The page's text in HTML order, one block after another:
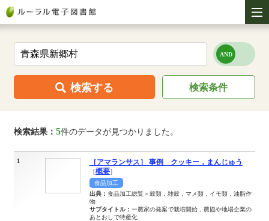
検索する 検索条件
検索結果： 5件のデータが見つかりました。
1 ［アマランサス］ 事例 クッキー，まんじゅう
［概要］
食品加工
出典： 食品加工総覧＞穀類，雑穀，マメ類，イモ類，油脂作
物
サブタイトル： 一農家の発案で栽培開始，農協や地場企業の
あとおしで特産化